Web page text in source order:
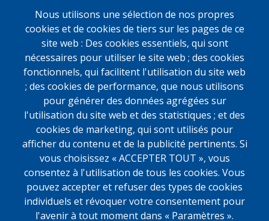
Métro : Miromesnil | St-Philippe-du-Roule
Livres d’art
Du mardi au vendredi
10h-19h
samedi
11h-13h et 14h-19h
Livres et documents
précieux
Lundi sur rendez-vous
Du mardi au vendredi
10h-19h
samedi
11h-13h et 14h-19h
Nous utilisons une sélection de nos propres
cookies et de cookies de tiers sur les pages de ce
site web : Des cookies essentiels, qui sont
nécessaires pour utiliser le site web ; des cookies
fonctionnels, qui facilitent l'utilisation du site web
; des cookies de performance, que nous utilisons
pour générer des données agrégées sur
l'utilisation du site web et des statistiques ; et des
cookies de marketing, qui sont utilisés pour
afficher du contenu et de la publicité pertinents. Si
vous choisissez « ACCEPTER TOUT », vous
consentez à l'utilisation de tous les cookies. Vous
pouvez accepter et refuser des types de cookies
individuels et révoquer votre consentement pour
l'avenir à tout moment dans « Paramètres ».